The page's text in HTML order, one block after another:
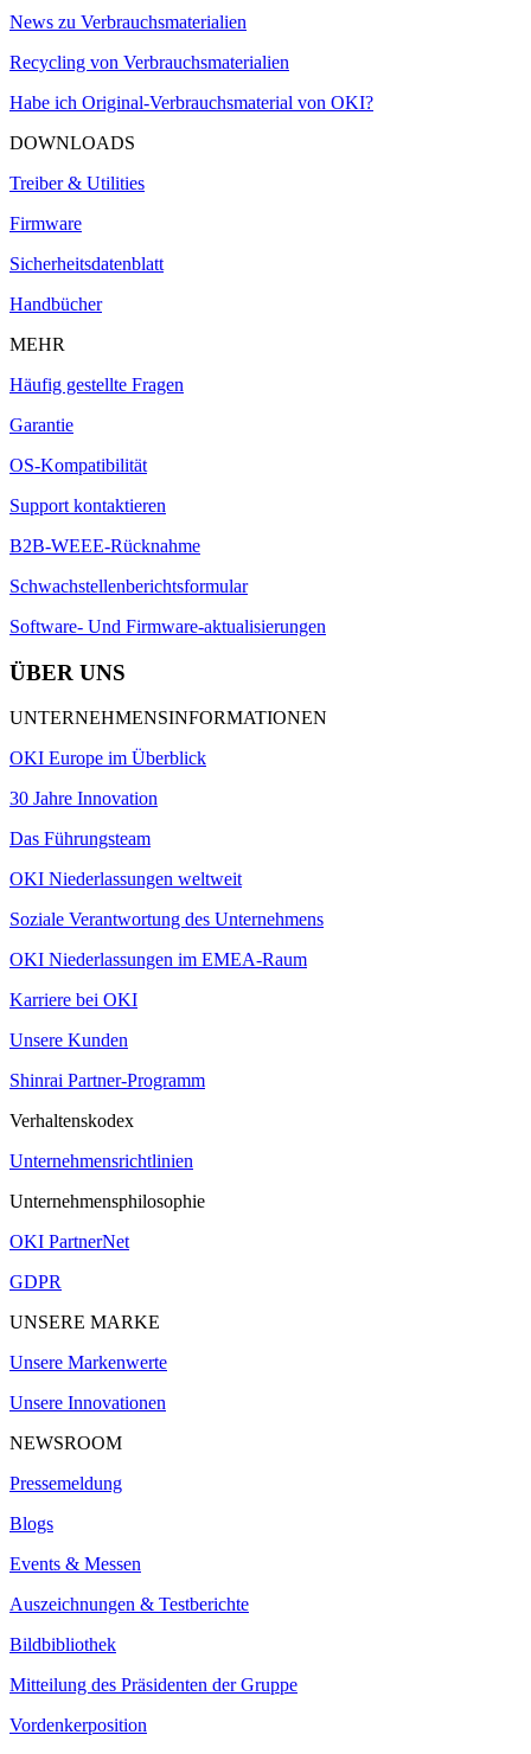
News zu Verbrauchsmaterialien
Recycling von Verbrauchsmaterialien
Habe ich Original-Verbrauchsmaterial von OKI?
DOWNLOADS
Treiber & Utilities
Firmware
Sicherheitsdatenblatt
Handbücher
MEHR
Häufig gestellte Fragen
Garantie
OS-Kompatibilität
Support kontaktieren
B2B-WEEE-Rücknahme
Schwachstellenberichtsformular
Software- Und Firmware-aktualisierungen
ÜBER UNS
UNTERNEHMENSINFORMATIONEN
OKI Europe im Überblick
30 Jahre Innovation
Das Führungsteam
OKI Niederlassungen weltweit
Soziale Verantwortung des Unternehmens
OKI Niederlassungen im EMEA-Raum
Karriere bei OKI
Unsere Kunden
Shinrai Partner-Programm
Verhaltenskodex
Unternehmensrichtlinien
Unternehmensphilosophie
OKI PartnerNet
GDPR
UNSERE MARKE
Unsere Markenwerte
Unsere Innovationen
NEWSROOM
Pressemeldung
Blogs
Events & Messen
Auszeichnungen & Testberichte
Bildbibliothek
Mitteilung des Präsidenten der Gruppe
Vordenkerposition